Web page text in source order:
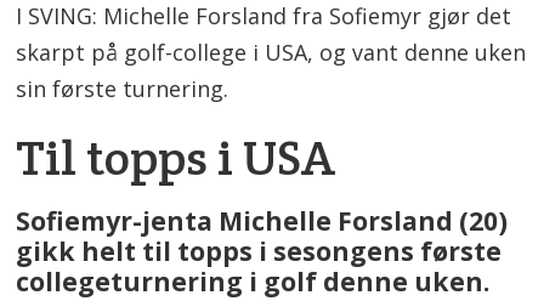
I SVING: Michelle Forsland fra Sofiemyr gjør det
skarpt på golf-college i USA, og vant denne uken
sin første turnering.
Til topps i USA
Sofiemyr-jenta Michelle Forsland (20)
gikk helt til topps i sesongens første
collegeturnering i golf denne uken.